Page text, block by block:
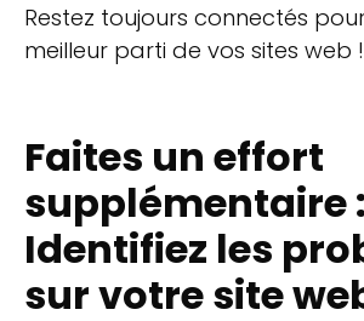
Restez toujours connectés
meilleur parti de vos sites web !
Faites un effort
supplémentaire :
Identifiez les
sur votre site